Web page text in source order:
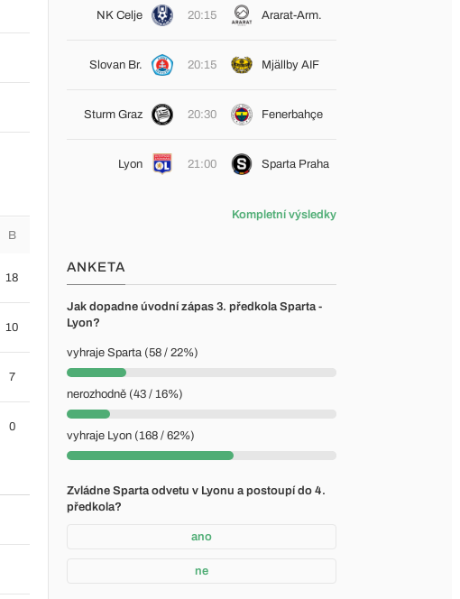
B
18
10
7
0
NK Celje 20:15 Ararat-Arm.
Slovan Br. 20:15 Mjällby AIF
Sturm Graz 20:30 Fenerbahçe
Lyon 21:00 Sparta Praha
Kompletní výsledky
ANKETA
Jak dopadne úvodní zápas 3. předkola Sparta -
Lyon?
vyhraje Sparta (58 / 22%)
nerozhodně (43 / 16%)
vyhraje Lyon (168 / 62%)
Zvládne Sparta odvetu v Lyonu a postoupí do 4.
předkola?
ano
ne